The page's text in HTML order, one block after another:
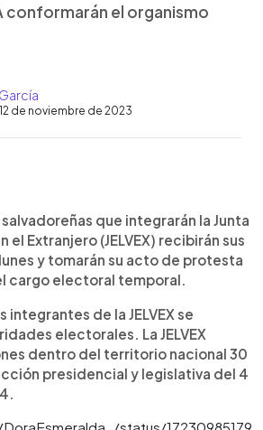
conformarán el organismo
de noviembre de 2023
artículo
que integrarán la Junta
el Extranjero (JELVEX) recibirán sus
y tomarán su acto de protesta
cargo electoral temporal.
integrantes de la JELVEX se
electorales. La JELVEX
dentro del territorio nacional 30
presidencial y legislativa del 4